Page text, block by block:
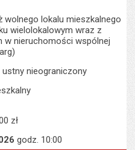
wolnego lokalu mieszkalnego
wielolokalowym wraz z
w nieruchomości wspólnej
ustny nieograniczony
zł
godz. 10:00